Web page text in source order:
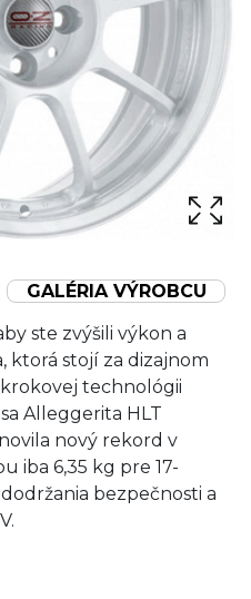
GALÉRIA VÝROBCU
ste zvýšili výkon a
ktorá stojí za dizajnom
technológii
Alleggerita HLT
nový rekord v
iba 6,35 kg pre 17-
bezpečnosti a